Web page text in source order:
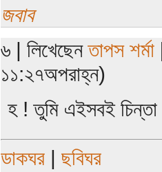
জবাব
৬ | লিখেছেনতাপস শর্মা
১১:২৭অপরাহ্ন)
হ ! তুমি এইসবই
ডাকঘর| ছবিঘর